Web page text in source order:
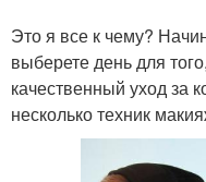
Это я все к чему?
выберете день для
качественный уход за
несколько техник